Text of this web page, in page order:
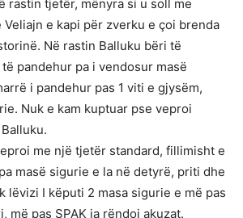
rastin tjetër, mënyra si u soll me
Veliajn e kapi për zverku e çoi brenda
Në rastin Balluku bëri të
pandehur pa i vendosur masë
i pandehur pas 1 viti e gjysëm,
Nuk e kam kuptuar pse veproi
me një tjetër standard, fillimisht e
masë sigurie e la në detyrë, priti dhe
lëvizi I këputi 2 masa sigurie e më pas
më pas SPAK ja rëndoi akuzat.